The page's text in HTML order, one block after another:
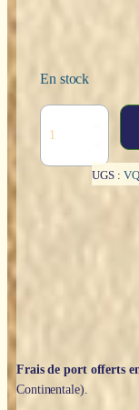
En stock
UGS :
Frais de port offerts
Continentale).